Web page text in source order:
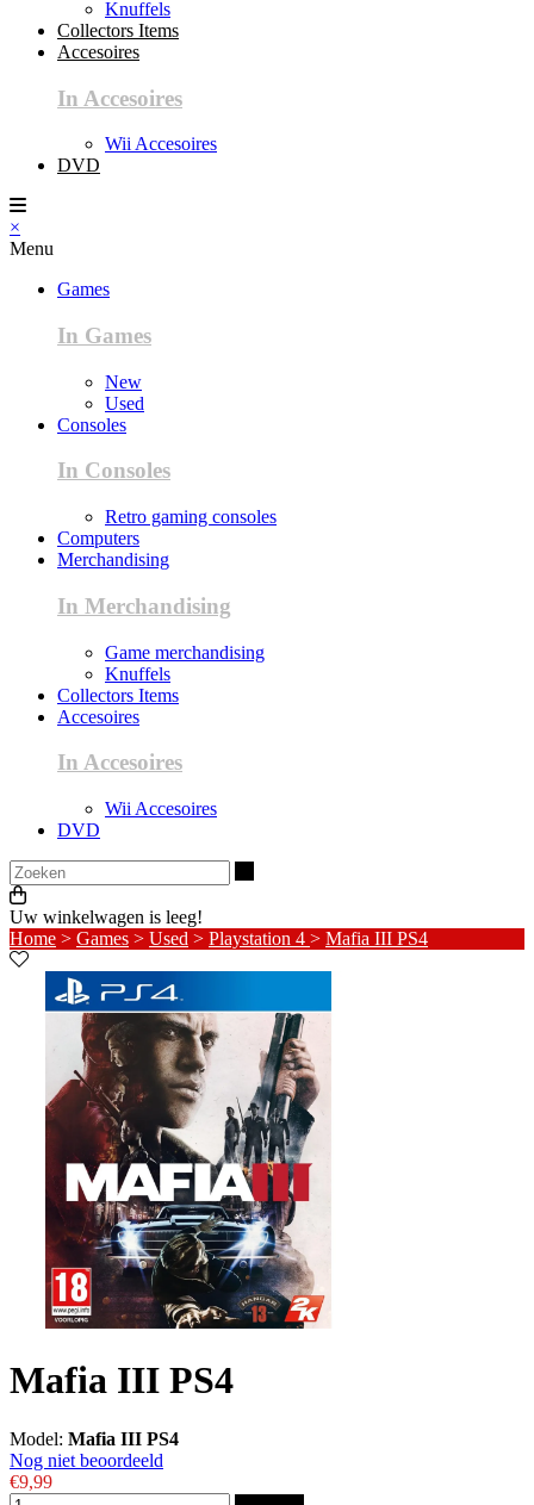
Knuffels
Collectors Items
Accesoires
In Accesoires
Wii Accesoires
DVD
×
Menu
Games
In Games
New
Used
Consoles
In Consoles
Retro gaming consoles
Computers
Merchandising
In Merchandising
Game merchandising
Knuffels
Collectors Items
Accesoires
In Accesoires
Wii Accesoires
DVD
Uw winkelwagen is leeg!
Home > Games > Used > Playstation 4 > Mafia III PS4
Mafia III PS4
Model: Mafia III PS4
Nog niet beoordeeld
€9,99